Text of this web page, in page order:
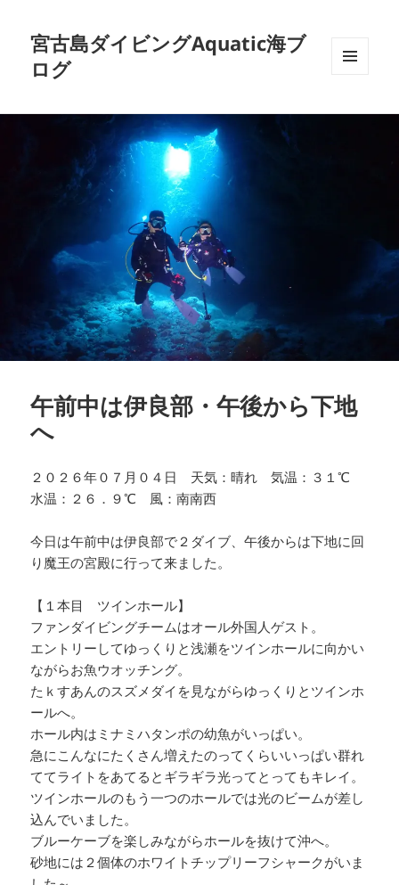
宮古島ダイビングAquatic海ブ
ログ
ィジェ
午前中は伊良部・午後から下地
へ
２０２６年０７月０４日 天気：晴れ 気温：３１℃
水温：２６．９℃ 風：南南西
今日は午前中は伊良部で２ダイブ、午後からは下地に回
り魔王の宮殿に行って来ました。
【１本目 ツインホール】
ファンダイビングチームはオール外国人ゲスト。
エントリーしてゆっくりと浅瀬をツインホールに向かい
ながらお魚ウオッチング。
たｋすあんのスズメダイを見ながらゆっくりとツインホ
ールへ。
ホール内はミナミハタンポの幼魚がいっぱい。
急にこんなにたくさん増えたのってくらいいっぱい群れ
ててライトをあてるとギラギラ光ってとってもキレイ。
ツインホールのもう一つのホールでは光のビームが差し
込んでいました。
ブルーケーブを楽しみながらホールを抜けて沖へ。
砂地には２個体のホワイトチップリーフシャークがいま